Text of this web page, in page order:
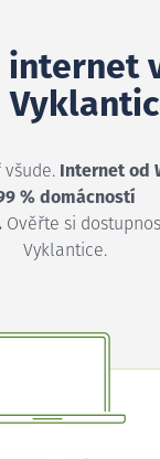
internet
Internet od
% domácností
Ověřte si
Vyklantice.